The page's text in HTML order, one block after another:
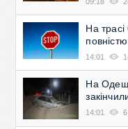
На
14:01
На
14:01 6